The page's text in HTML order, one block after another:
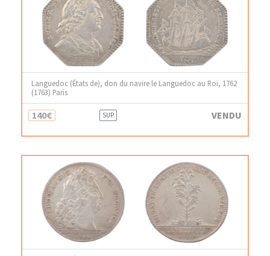
Languedoc (États de), don du navire le Languedoc au Roi, 1762
(1763) Paris
140€ SUP VENDU